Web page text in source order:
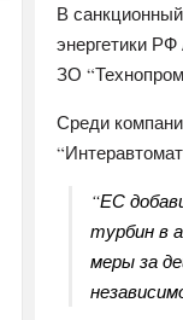
В
энергетики
ЗО
Среди
“ЕС
турбин в
меры за